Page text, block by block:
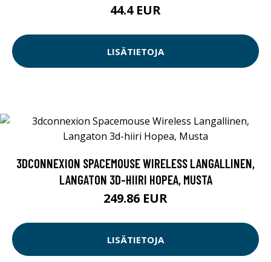
44.4 EUR
LISÄTIETOJA
3DCONNEXION SPACEMOUSE WIRELESS LANGALLINEN,
LANGATON 3D-HIIRI HOPEA, MUSTA
249.86 EUR
LISÄTIETOJA